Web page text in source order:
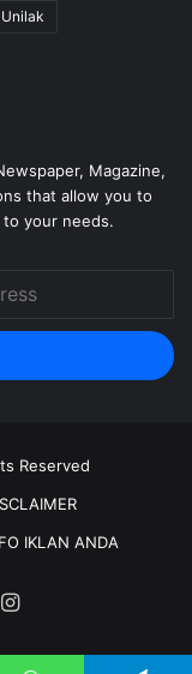
Unilak
Magazine,
that allow you to
your needs.
Reserved
IKLAN ANDA
Instagram